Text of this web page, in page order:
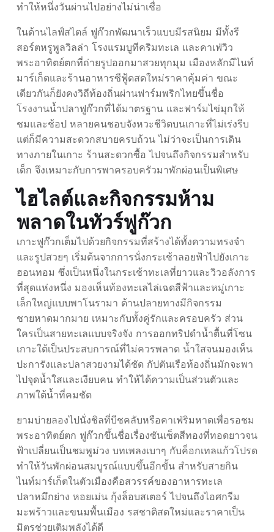
ทำให้หนึ่งวันผ่านไปอย่างไม่น่าเชื่อ
ในด้านไลฟ์สไตล์ ฟูก๊วกพัฒนาเร็วแบบมีรสนิยม มีทั้งรี
สอร์ตหรูพูลวิลล่า โรงแรมบูทีคริมทะเล และคาเฟ่วิว
พระอาทิตย์ตกที่ถ่ายรูปออกมาสวยทุกมุม เมืองหลักมีไนท์
มาร์เก็ตและร้านอาหารซีฟู้ดสดใหม่ราคาคุ้มค่า ขณะ
เดียวกันก็ยังคงวิถีท้องถิ่นผ่านฟาร์มพริกไทยขึ้นชื่อ
โรงงานน้ำปลาฟูก๊วกที่ได้มาตรฐาน และฟาร์มไข่มุกให้
ชมและช้อป หลายคนชอบจังหวะชีวิตบนเกาะที่ไม่เร่งรีบ
แต่ก็มีความสะดวกสบายครบถ้วน ไม่ว่าจะเป็นการเดิน
ทางภายในเกาะ ร้านสะดวกซื้อ ไปจนถึงกิจกรรมสำหรับ
เด็ก จึงเหมาะกับการพาครอบครัวมาพักผ่อนเป็นพิเศษ
ไฮไลต์และกิจกรรมห้าม
พลาดในทัวร์ฟูก๊วก
เกาะฟูก๊วกเต็มไปด้วยกิจกรรมที่สร้างได้ทั้งความทรงจำ
และรูปสวยๆ เริ่มต้นจากการนั่งกระเช้าลอยฟ้าไปยังเกาะ
ฮอนทอม ซึ่งเป็นหนึ่งในกระเช้าทะเลที่ยาวและวิวอลังการ
ที่สุดแห่งหนึ่ง มองเห็นท้องทะเลไล่เฉดสีฟ้าและหมู่เกาะ
เล็กใหญ่แบบพาโนรามา ด้านปลายทางมีกิจกรรม
ชายหาดมากมาย เหมาะกับทั้งคู่รักและครอบครัว ส่วน
ใครเป็นสายทะเลแบบจริงจัง การออกทริปดำน้ำตื้นที่โซน
เกาะใต้เป็นประสบการณ์ที่ไม่ควรพลาด น้ำใสจนมองเห็น
ปะการังและปลาสวยงามได้ชัด กัปตันเรือท้องถิ่นมักจะพา
ไปจุดน้ำใสและเงียบคน ทำให้ได้ความเป็นส่วนตัวและ
ภาพใต้น้ำที่คมชัด
ยามบ่ายลองไปนั่งชิลที่บีชคลับหรือคาเฟ่ริมหาดเพื่อรอชม
พระอาทิตย์ตก ฟูก๊วกขึ้นชื่อเรื่องซันเซ็ตสีทองที่ทอดยาวจน
ฟ้าเปลี่ยนเป็นชมพูม่วง บทเพลงเบาๆ กับค็อกเทลแก้วโปรด
ทำให้วันพักผ่อนสมบูรณ์แบบขึ้นอีกขั้น สำหรับสายกิน
ไนท์มาร์เก็ตในตัวเมืองคือสวรรค์ของอาหารทะเล
ปลาหมึกย่าง หอยเม่น กุ้งล็อบสเตอร์ ไปจนถึงไอศกรีม
มะพร้าวและขนมพื้นเมือง รสชาติสดใหม่และราคาเป็น
มิตรช่วยเติมพลังได้ดี